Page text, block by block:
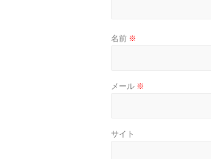
名前 ※
メール ※
サイト